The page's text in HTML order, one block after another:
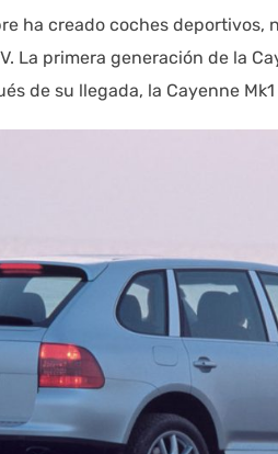
ha creado coches
La primera generación de la
de su llegada, la Cayenne